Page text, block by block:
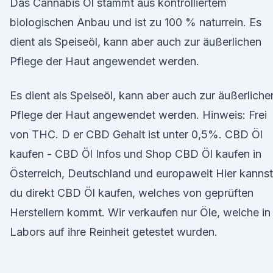
Das Cannabis Öl stammt aus kontrolliertem
biologischen Anbau und ist zu 100 % naturrein. Es
dient als Speiseöl, kann aber auch zur äußerlichen
Pflege der Haut angewendet werden.
Es dient als Speiseöl, kann aber auch zur
Pflege der Haut angewendet werden. Hinweis: Frei
von THC. D er CBD Gehalt ist unter 0,5%. CBD Öl
kaufen - CBD Öl Infos und Shop CBD Öl kaufen in
Österreich, Deutschland und europaweit Hier kannst
du direkt CBD Öl kaufen, welches von geprüften
Herstellern kommt. Wir verkaufen nur Öle, welche in
Labors auf ihre Reinheit getestet wurden.